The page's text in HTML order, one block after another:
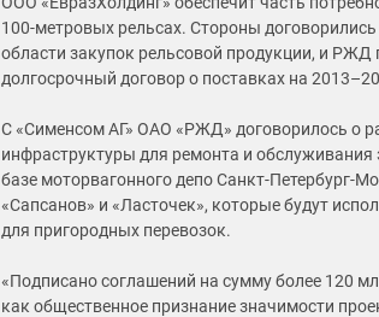
100-метровых рельсах. Стороны договорились
области закупок рельсовой продукции, и РЖД
долгосрочный договор о поставках на
С «Сименсом АГ» ОАО «РЖД» договорилось о
инфраструктуры для ремонта и обслуживания
базе моторвагонного депо Санкт-Петербург-
«Сапсанов» и «Ласточек», которые будут
для пригородных перевозок.
«Подписано соглашений на сумму более 120
как общественное признание значимости